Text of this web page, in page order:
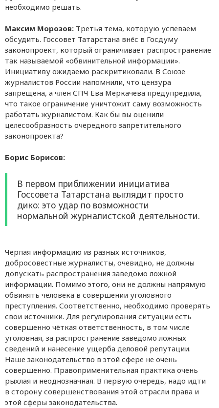
необходимо решать.
Максим Морозов: Третья тема, которую успеваем
обсудить. Госсовет Татарстана внёс в Госдуму
законопроект, который ограничивает распространение
так называемой «обвинительной информации».
Инициативу ожидаемо раскритиковали. В Союзе
журналистов России напомнили, что цензура
запрещена, а член СПЧ Ева Меркачёва предупредила,
что такое ограничение уничтожит саму возможность
работать журналистом. Как бы вы оценили
целесообразность очередного запретительного
законопроекта?
Борис Борисов:
В первом приближении инициатива
Госсовета Татарстана выглядит просто
дико: это удар по возможности
нормальной журналистской деятельности.
Черпая информацию из разных источников,
добросовестные журналисты, очевидно, не должны
допускать распространения заведомо ложной
информации. Помимо этого, они не должны напрямую
обвинять человека в совершении уголовного
преступления. Соответственно, необходимо проверять
свои источники. Для регулирования ситуации есть
совершенно чёткая ответственность, в том числе
уголовная, за распространение заведомо ложных
сведений и нанесение ущерба деловой репутации.
Наше законодательство в этой сфере не очень
совершенно. Правоприменительная практика очень
рыхлая и неоднозначная. В первую очередь, надо идти
в сторону совершенствования этой отрасли права и
этой сферы законодательства.